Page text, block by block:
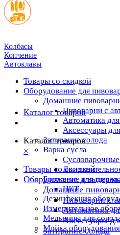
Колбасы
Копчение
Автоклавы
Товары со скидкой
Оборудование для
Домашние
Пивоварни с
Автоматика
Аксессуары
Затирание солода
Варка сусла
Брожение и
ЦКТ
Дезинфекция
Измерительное
Мельницы для
Мойка оборудования
Каталог товаров
Каталог товаров
×
Товары со скидкой
Оборудование для
Домашние
Пивоварни с
Автоматика
Аксессуары
Затирание солода